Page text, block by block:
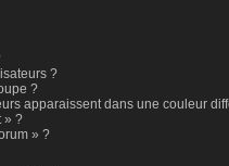
?
?
apparaissent dans une couleur
» ?
» ?